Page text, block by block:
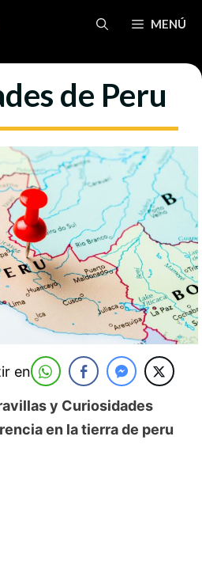
MENÚ
de Peru
en
y Curiosidades
en la tierra de peru